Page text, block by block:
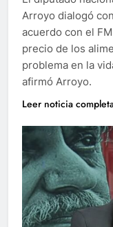
Arroyo dialogó
acuerdo con el
precio de los
problema en la
afirmó Arroyo.
Leer noticia